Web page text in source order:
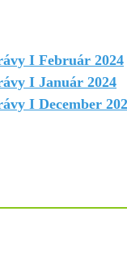
I Február 2024
I Január 2024
I December